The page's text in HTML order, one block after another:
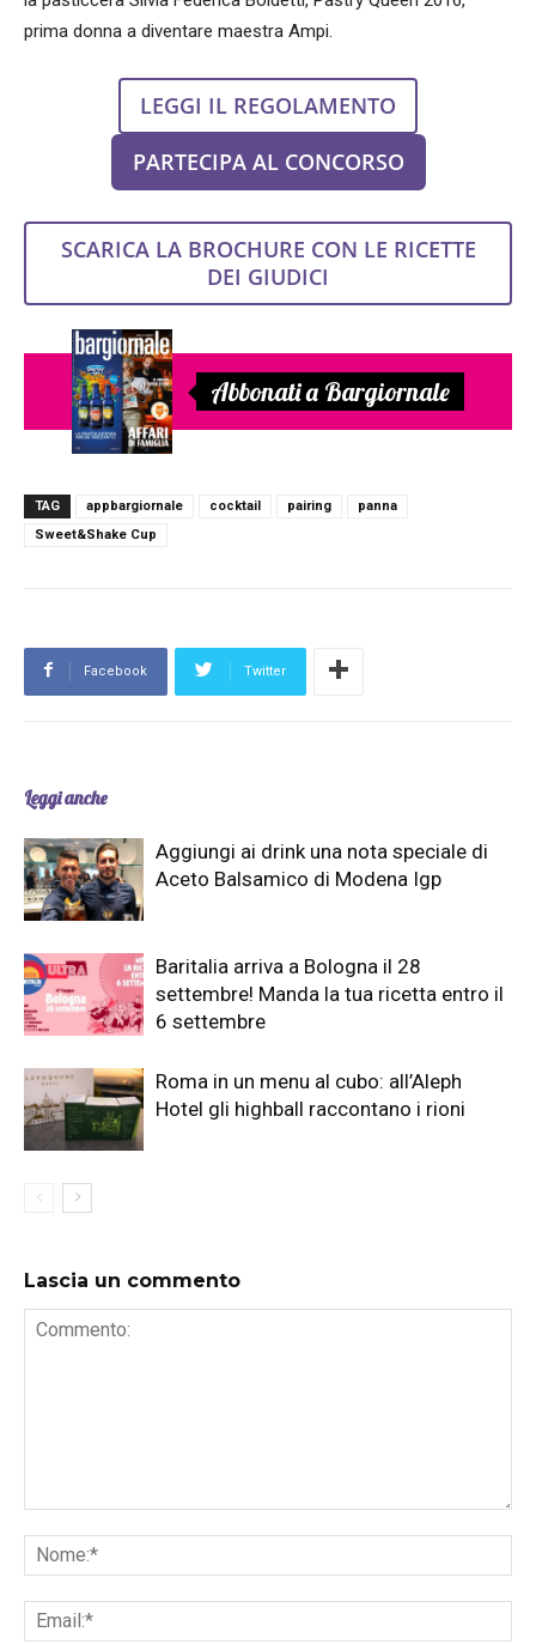
prima donna a diventare maestra Ampi.
LEGGI IL REGOLAMENTO
PARTECIPA AL CONCORSO
SCARICA LA BROCHURE CON LE RICETTE
DEI GIUDICI
Abbonati a Bargiornale
TAG appbargiornale cocktail pairing
panna
Sweet&Shake Cup
Facebook Twitter
Leggi anche
Aggiungi ai drink una nota speciale di
Aceto Balsamico di Modena Igp
Baritalia arriva a Bologna il 28
settembre! Manda la tua ricetta entro il
6 settembre
Roma in un menu al cubo: all’Aleph
Hotel gli highball raccontano i rioni
Lascia un commento